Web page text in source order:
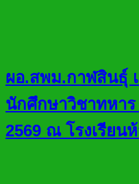
ผอ.สพม.กาฬสินธุ์
นักศึกษาวิชาทหา
2569 ณ โรงเรียน